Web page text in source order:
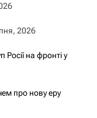
2026
на фронті у
про нову еру